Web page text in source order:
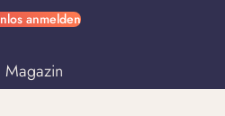
anmelden
Magazin